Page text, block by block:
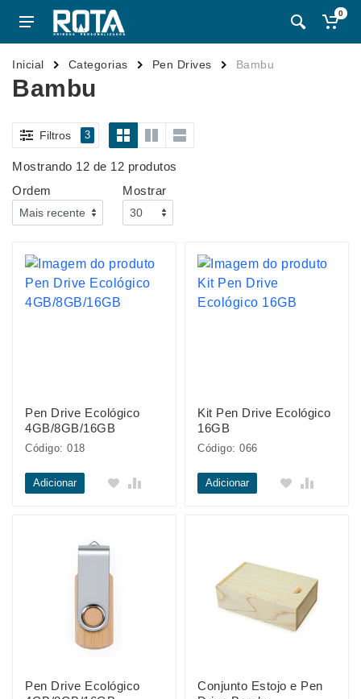
0
Inicial Categorias Pen Drives Bambu
Bambu
Filtros 3
Mostrando 12 de 12 produtos
Ordem
Mostrar
Pen Drive Ecológico
4GB/8GB/16GB
Código: 018
Adicionar
Kit Pen Drive Ecológico
16GB
Código: 066
Adicionar
Pen Drive Ecológico
Conjunto Estojo e Pen